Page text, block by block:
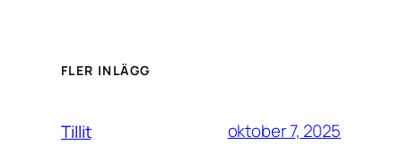
FLER INLÄGG
Tillit oktober 7, 2025